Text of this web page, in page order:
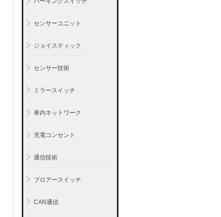
センサーユニット
ジョイスティック
センサー技術
ミラースイッチ
車内ネットワーク
充電コンセント
通信技術
ブロアースイッチ
CAN通信